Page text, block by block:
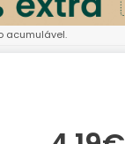
acumulável.